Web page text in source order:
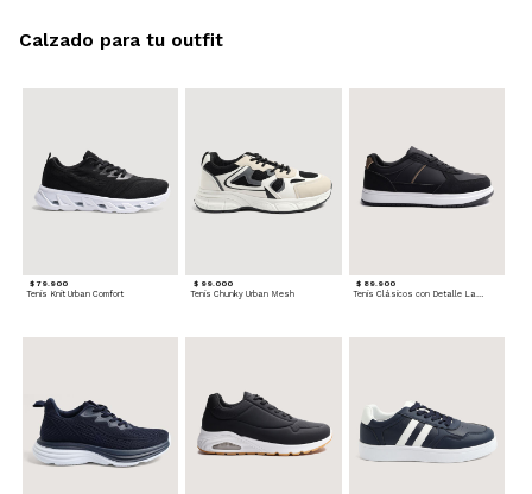
$ 79.900
Tenis Knit Urban Comfort
$ 99.000
Tenis Chunky Urban Mesh
$ 89.900
Tenis Clásicos con Detalle Lateral
Calzado para tu outfit